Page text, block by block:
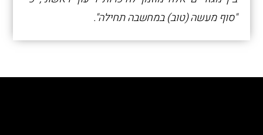
"סוף מעשה (טוב) במחשבה תחילה".